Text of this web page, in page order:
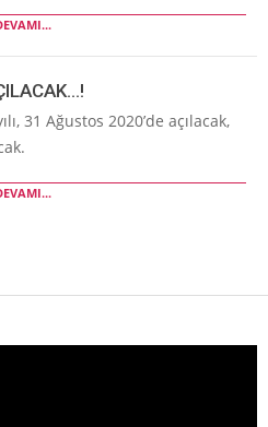
31 Ağustos 2020’de açılacak,